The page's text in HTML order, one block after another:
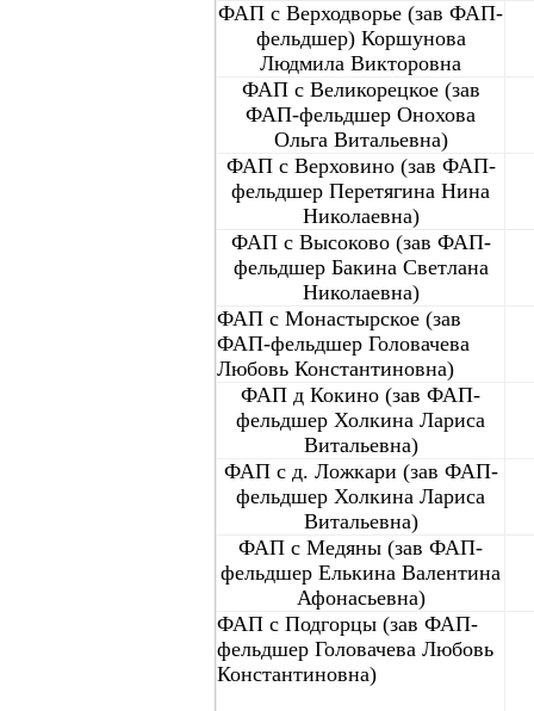
ФАП с Верходворье (зав ФАП-
фельдшер) Коршунова
Людмила Викторовна
ФАП с Великорецкое (зав
ФАП-фельдшер Онохова
Ольга Витальевна)
ФАП с Верховино (зав ФАП-
фельдшер Перетягина Нина
Николаевна)
ФАП с Высоково (зав ФАП-
фельдшер Бакина Светлана
Николаевна)
ФАП с Монастырское (зав
ФАП-фельдшер Головачева
Любовь Константиновна)
ФАП д Кокино (зав ФАП-
фельдшер Холкина Лариса
Витальевна)
ФАП с д. Ложкари (зав ФАП-
фельдшер Холкина Лариса
Витальевна)
ФАП с Медяны (зав ФАП-
фельдшер Елькина Валентина
Афонасьевна)
ФАП с Подгорцы (зав ФАП-
фельдшер Головачева Любовь
Константиновна)